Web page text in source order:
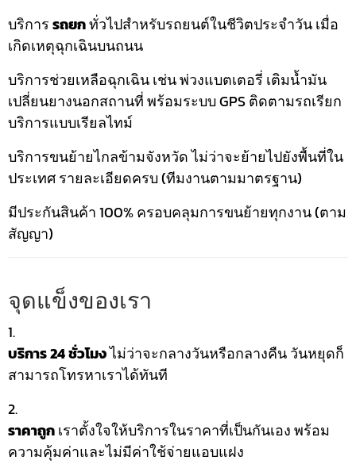
บริการรถยกทั่วไปสำหรับรถยนต์ในชีวิตประจำวัน เมื่อ
เกิดเหตุฉุกเฉินบนถนน
บริการช่วยเหลือฉุกเฉิน เช่น พ่วงแบตเตอรี่ เติมน้ำมัน
เปลี่ยนยางนอกสถานที่ พร้อมระบบ GPS ติดตามรถเรียก
บริการแบบเรียลไทม์
บริการขนย้ายไกลข้ามจังหวัด ไม่ว่าจะย้ายไปยังพื้นที่ใน
ประเทศ รายละเอียดครบ (ทีมงานตามมาตรฐาน)
มีประกันสินค้า 100% ครอบคลุมการขนย้ายทุกงาน (ตาม
สัญญา)
จุดแข็งของเรา
บริการ 24 ชั่วโมงไม่ว่าจะกลางวันหรือกลางคืน วันหยุดก็
สามารถโทรหาเราได้ทันที
ราคาถูกเราตั้งใจให้บริการในราคาที่เป็นกันเอง พร้อม
ความคุ้มค่าและไม่มีค่าใช้จ่ายแอบแฝง